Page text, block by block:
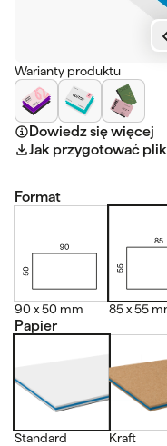
Warianty produktu
Dowiedz się więcej
Jak przygotować
Format
90 x 50 mm 85 x 55
Papier
Standard Kraft